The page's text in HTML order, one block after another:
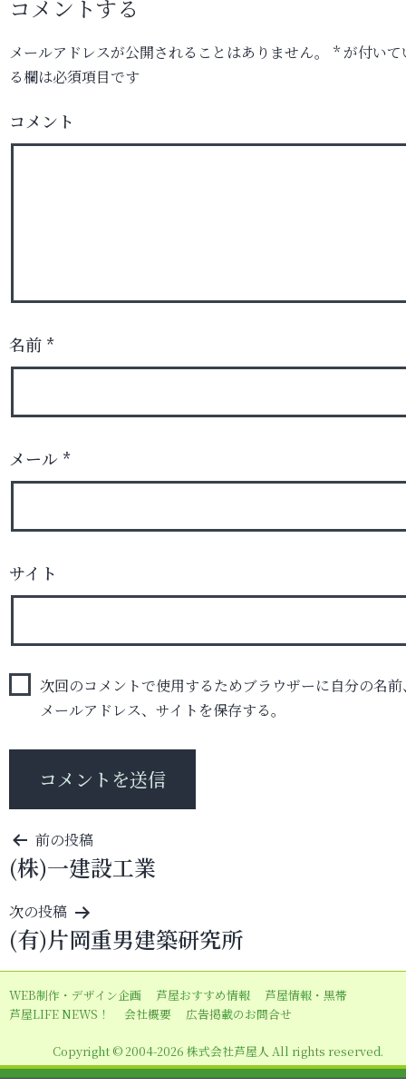
コメントする
メールアドレスが公開されることはありません。 *が付いて
る欄は必須項目です
コメント
名前 *
メール *
サイト
次回のコメントで使用するためブラウザーに自分の名前
メールアドレス、サイトを保存する。
投
稿
ナ
ビ
ゲ
ー
シ
ン
前の投稿
(株)一建設工業
次の投稿
(有)片岡重男建築研究所
WEB制作・デザイン企画 芦屋おすすめ情報
芦屋情報・黒帯
芦屋LIFE NEWS！
会社概要 広告掲載のお問合せ
Copyright © 2004-2026 株式会社芦屋人 All rights reserved.